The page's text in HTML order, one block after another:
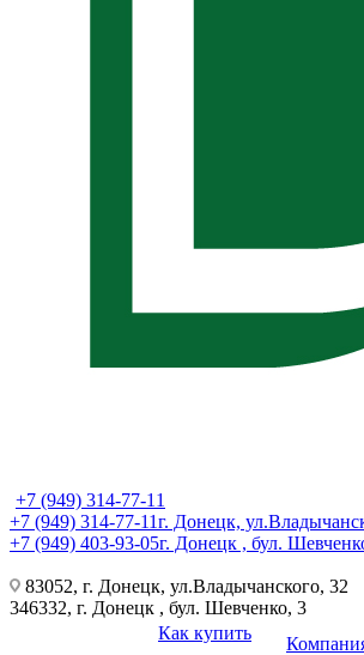
+7 (949) 314-77-11
+7 (949) 314-77-11г. Донецк,
+7 (949) 403-93-05г. Донецк , бул.
83052, г. Донецк, ул.Владычанского, 32
346332, г. Донецк , бул. Шевченко, 3
Как купить